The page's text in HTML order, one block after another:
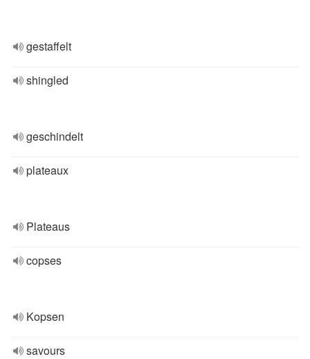
gestaffelt
shingled
geschindelt
plateaux
Plateaus
copses
Kopsen
savours